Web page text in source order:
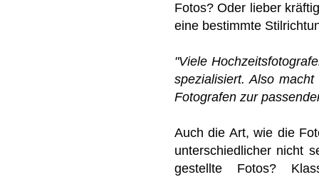
Fotos? Oder lieber
eine bestimmte
"Viele
spezialisiert. Also
Fotografen zur
Auch die Art, wie die
unterschiedlicher nicht
gestellte Fotos?